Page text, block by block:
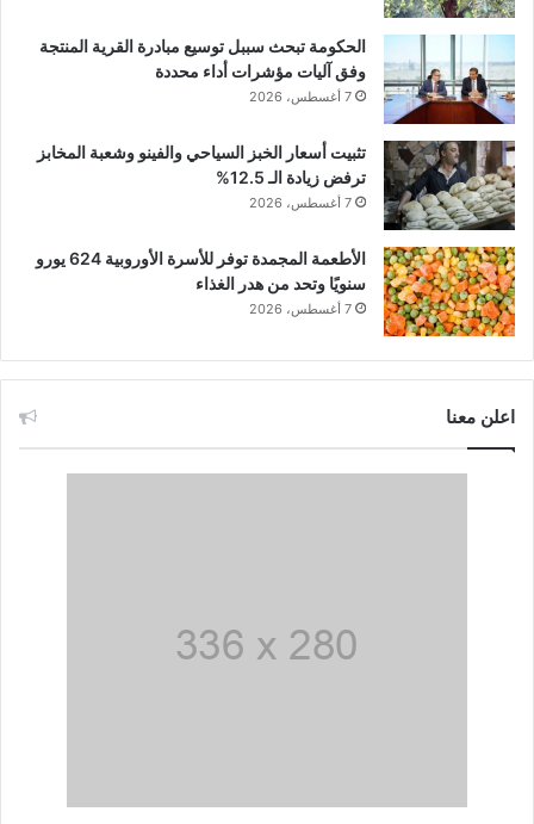
الحكومة تبحث سببل توسيع مبادرة القرية المنتجة
وفق آليات مؤشرات أداء محددة
7 أغسطس، 2026
تثبيت أسعار الخبز السياحي والفينو وشعبة المخابز
ترفض زيادة الـ 12.5%
7 أغسطس، 2026
الأطعمة المجمدة توفر للأسرة الأوروبية 624 يورو
سنويًا وتحد من هدر الغذاء
7 أغسطس، 2026
اعلن معنا